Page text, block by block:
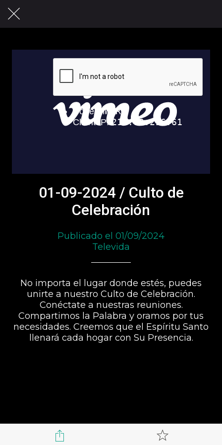
01-09-2024 / Culto de
Celebración
Publicado el 01/09/2024
Televida
No importa el lugar donde estés, puedes
unirte a nuestro Culto de Celebración.
Conéctate a nuestras reuniones.
Compartimos la Palabra y oramos por tus
necesidades. Creemos que el Espíritu Santo
llenará cada hogar con Su Presencia.